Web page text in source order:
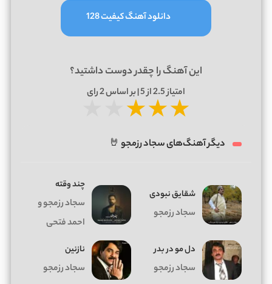
دانلود آهنگ کیفیت 128
این آهنگ را چقدر دوست داشتید؟
امتیاز2.5از 5 | بر اساس 2رای
★★★
دیگر آهنگ‌های سجاد رزمجو 🤘
ﺷﻘﺎﻳﻖ ﻧﺒﻮدی
سجاد رزمجو
چند وقته
سجاد رزمجو و
احمد فتحی
دل مو در بدر
سجاد رزمجو
نازنین
سجاد رزمجو